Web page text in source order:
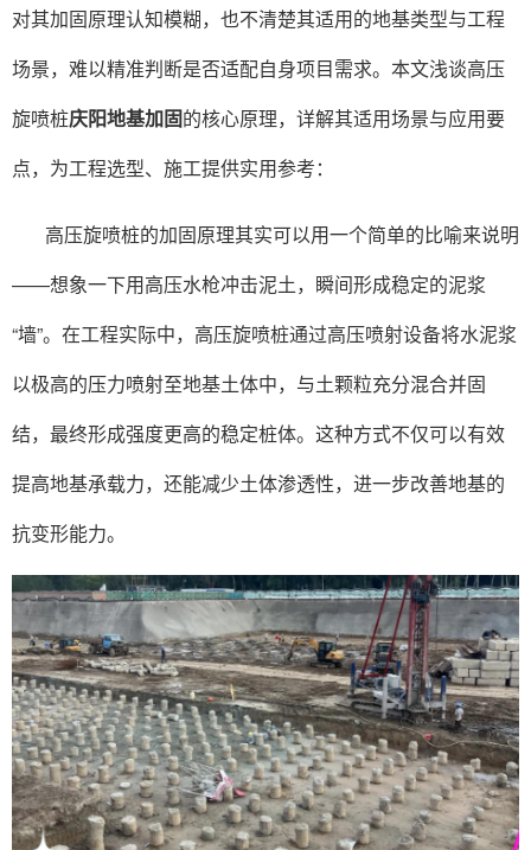
对其加固原理认知模糊，也不清楚其适用的地基类型与工程
场景，难以精准判断是否适配自身项目需求。本文浅谈高压
旋喷桩庆阳地基加固的核心原理，详解其适用场景与应用要
点，为工程选型、施工提供实用参考：
高压旋喷桩的加固原理其实可以用一个简单的比喻来说明
——想象一下用高压水枪冲击泥土，瞬间形成稳定的泥浆
“墙”。在工程实际中，高压旋喷桩通过高压喷射设备将水泥浆
以极高的压力喷射至地基土体中，与土颗粒充分混合并固
结，最终形成强度更高的稳定桩体。这种方式不仅可以有效
提高地基承载力，还能减少土体渗透性，进一步改善地基的
抗变形能力。